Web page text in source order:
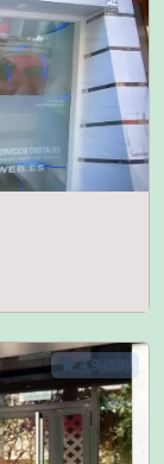
4.9 (39)